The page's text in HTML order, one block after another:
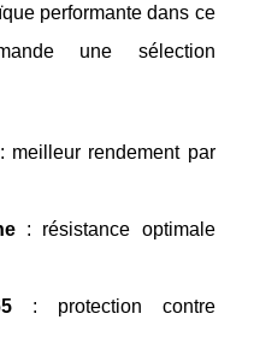
performante dans ce
une sélection
: meilleur rendement par
: résistance optimale
: protection contre